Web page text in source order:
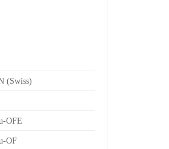
(Swiss)
OFE
OF